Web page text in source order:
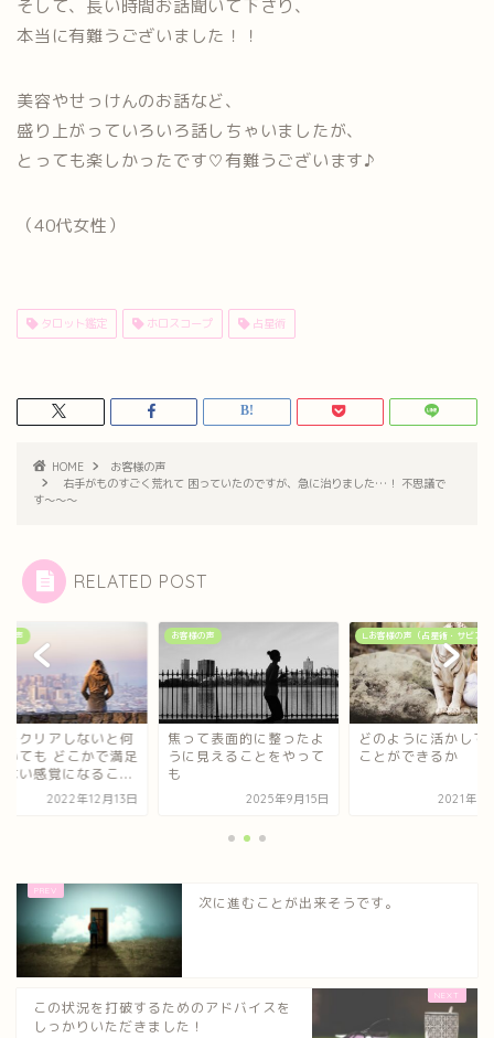
そして、長い時間お話聞いて下さり、
本当に有難うございました！！
美容やせっけんのお話など、
盛り上がっていろいろ話しちゃいましたが、
とっても楽しかったです♡有難うございます♪
（40代女性）
タロット鑑定 ホロスコープ 占星術
HOME
お客様の声
右手がものすごく荒れて 困っていたのですが、急に治りました…！ 不思議で
す〜〜〜
RELATED POST
の声
をクリアしないと何
いても どこかで満足
ない感覚になるこ...
2022年12月13日
お客様の声
焦って表面的に整ったよ
うに見えることをやって
も
2025年9月15日
∟お客様の声（占星術・サビアン
どのように活かして
ことができるか
2021年5
次に進むことが出来そうです。
この状況を打破するためのアドバイスを
しっかりいただきました！